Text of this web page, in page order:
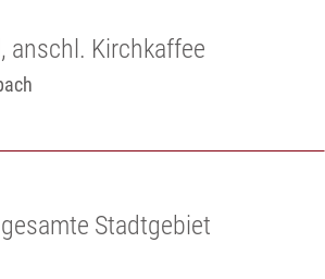
anschl. Kirchkaffee
Stadtgebiet